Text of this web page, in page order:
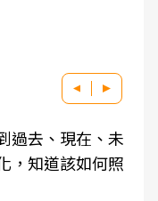
過去、現在、未
，知道該如何照